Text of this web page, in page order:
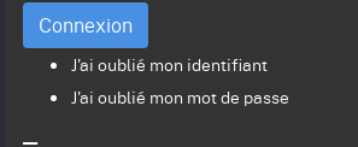
Connexion
J'ai oublié mon identifiant
J'ai oublié mon mot de passe